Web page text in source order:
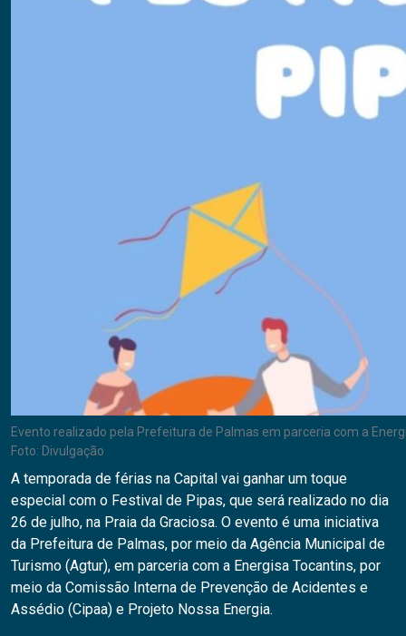
Evento realizado pela Prefeitura de Palmas em parceria com a
Foto: Divulgação
A temporada de férias na Capital vai ganhar um toque
especial com o Festival de Pipas, que será realizado no dia
26 de julho, na Praia da Graciosa. O evento é uma iniciativa
da Prefeitura de Palmas, por meio da Agência Municipal de
Turismo (Agtur), em parceria com a Energisa Tocantins, por
meio da Comissão Interna de Prevenção de Acidentes e
Assédio (Cipaa) e Projeto Nossa Energia.